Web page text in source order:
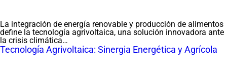
La integración de energía renovable y producción de alimentos
define la tecnología agrivoltaica, una solución innovadora ante
la crisis climática…
Tecnología Agrivoltaica: Sinergia Energética y Agrícola